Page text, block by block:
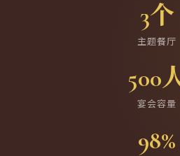
3个
主题餐厅
500
宴会容量
98%